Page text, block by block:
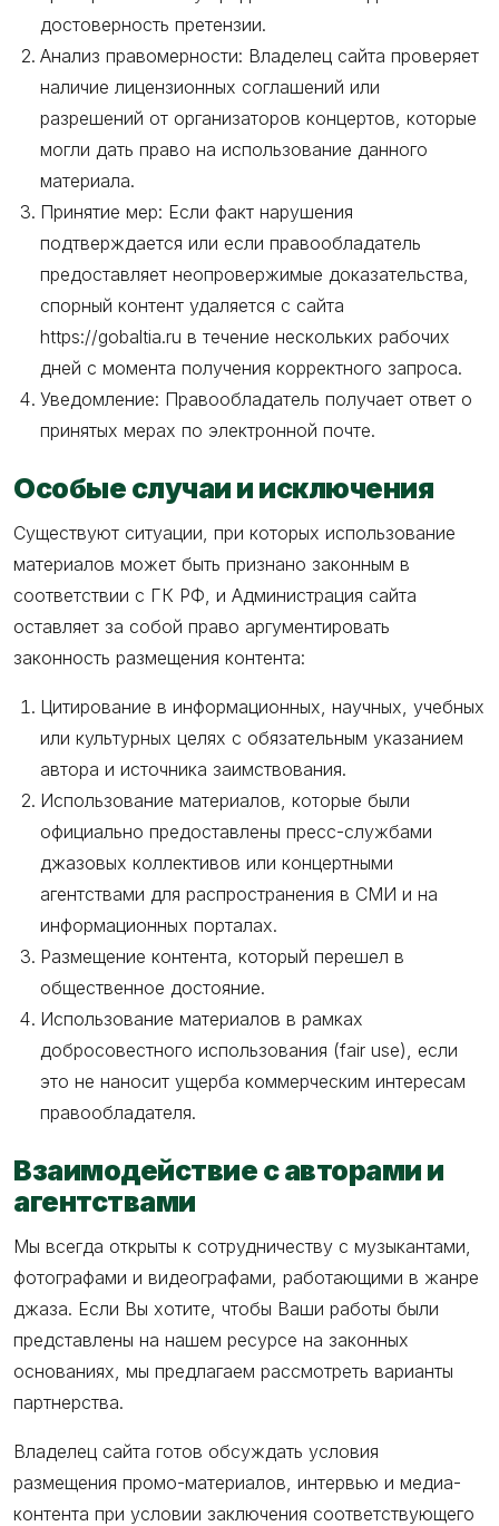
достоверность претензии.
Анализ правомерности: Владелец сайта проверяет
наличие лицензионных соглашений или
разрешений от организаторов концертов, которые
могли дать право на использование данного
материала.
Принятие мер: Если факт нарушения
подтверждается или если правообладатель
предоставляет неопровержимые доказательства,
спорный контент удаляется с сайта
https://gobaltia.ru в течение нескольких рабочих
дней с момента получения корректного запроса.
Уведомление: Правообладатель получает ответ о
принятых мерах по электронной почте.
Особые случаи и исключения
Существуют ситуации, при которых использование
материалов может быть признано законным в
соответствии с ГК РФ, и Администрация сайта
оставляет за собой право аргументировать
законность размещения контента:
Цитирование в информационных, научных, учебных
или культурных целях с обязательным указанием
автора и источника заимствования.
Использование материалов, которые были
официально предоставлены пресс-службами
джазовых коллективов или концертными
агентствами для распространения в СМИ и на
информационных порталах.
Размещение контента, который перешел в
общественное достояние.
Использование материалов в рамках
добросовестного использования (fair use), если
это не наносит ущерба коммерческим интересам
правообладателя.
Взаимодействие с авторами и
агентствами
Мы всегда открыты к сотрудничеству с музыкантами,
фотографами и видеографами, работающими в жанре
джаза. Если Вы хотите, чтобы Ваши работы были
представлены на нашем ресурсе на законных
основаниях, мы предлагаем рассмотреть варианты
партнерства.
Владелец сайта готов обсуждать условия
размещения промо-материалов, интервью и медиа-
контента при условии заключения соответствующего